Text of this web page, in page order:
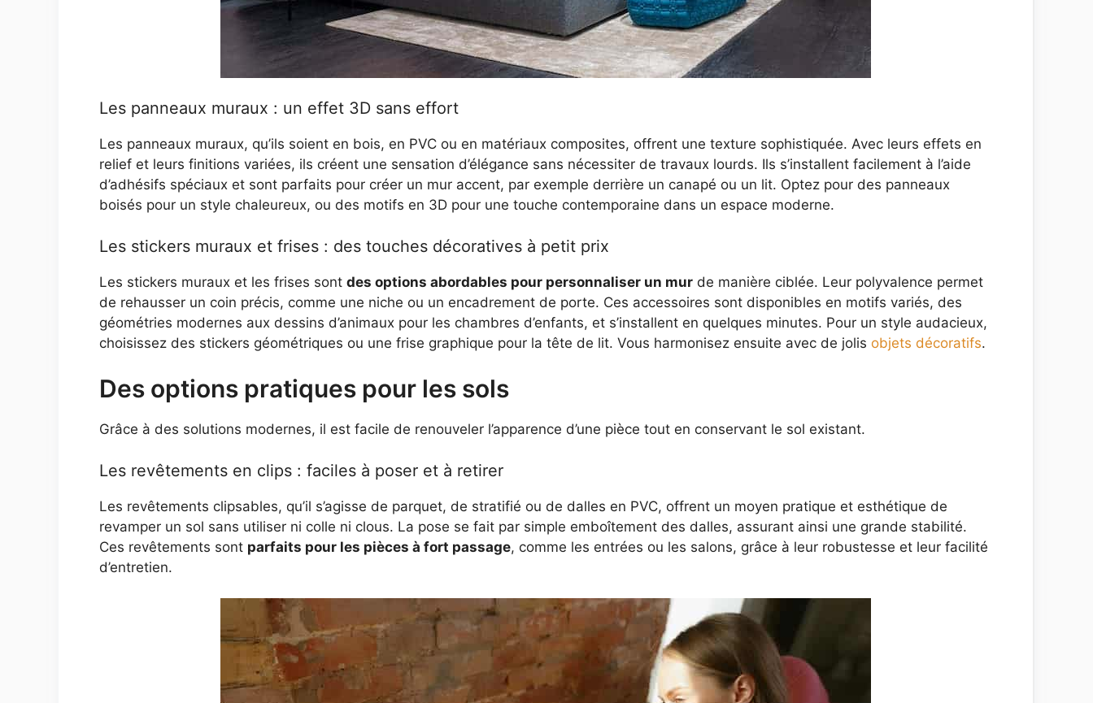
Les panneaux muraux : un effet 3D sans effort
Les panneaux muraux, qu’ils soient en bois, en PVC ou en matériaux composites, offrent une texture sophistiquée. Avec leurs effets en
relief et leurs finitions variées, ils créent une sensation d’élégance sans nécessiter de travaux lourds. Ils s’installent facilement à l’aide
d’adhésifs spéciaux et sont parfaits pour créer un mur accent, par exemple derrière un canapé ou un lit. Optez pour des panneaux
boisés pour un style chaleureux, ou des motifs en 3D pour une touche contemporaine dans un espace moderne.
Les stickers muraux et frises : des touches décoratives à petit prix
Les stickers muraux et les frises sont des options abordables pour personnaliser un mur de manière ciblée. Leur polyvalence permet
de rehausser un coin précis, comme une niche ou un encadrement de porte. Ces accessoires sont disponibles en motifs variés, des
géométries modernes aux dessins d’animaux pour les chambres d’enfants, et s’installent en quelques minutes. Pour un style audacieux,
choisissez des stickers géométriques ou une frise graphique pour la tête de lit. Vous harmonisez ensuite avec de jolis objets décoratifs.
Des options pratiques pour les sols
Grâce à des solutions modernes, il est facile de renouveler l’apparence d’une pièce tout en conservant le sol existant.
Les revêtements en clips : faciles à poser et à retirer
Les revêtements clipsables, qu’il s’agisse de parquet, de stratifié ou de dalles en PVC, offrent un moyen pratique et esthétique de
revamper un sol sans utiliser ni colle ni clous. La pose se fait par simple emboîtement des dalles, assurant ainsi une grande stabilité.
Ces revêtements sont parfaits pour les pièces à fort passage, comme les entrées ou les salons, grâce à leur robustesse et leur facilité
d’entretien.